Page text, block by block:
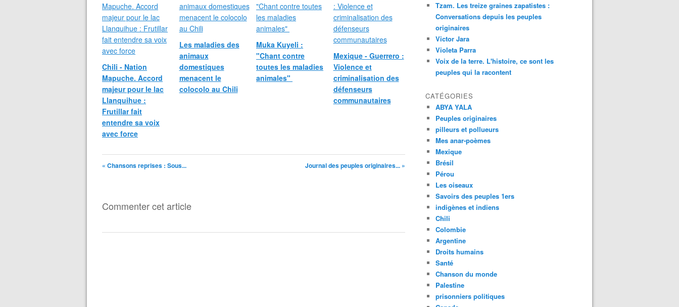
Chili - Nation
Mapuche. Accord
majeur pour le lac
Llanquihue :
Frutillar fait
entendre sa voix
avec force
Les maladies des
animaux
domestiques
menacent le
colocolo au Chili
Muka Kuyeli :
"Chant contre
toutes les maladies
animales"
Mexique - Guerrero :
Violence et
criminalisation des
défenseurs
communautaires
« Chansons reprises : Sous... Journal des peuples originaires... »
Commenter cet article
Tzam. Les treize graines zapatistes :
Conversations depuis les peuples
originaires
Victor Jara
Violeta Parra
Voix de la terre. L'histoire, ce sont les
peuples qui la racontent
CATÉGORIES
ABYA YALA
Peuples originaires
pilleurs et pollueurs
Mes anar-poèmes
Mexique
Brésil
Pérou
Les oiseaux
Savoirs des peuples 1ers
indigènes et indiens
Chili
Colombie
Argentine
Droits humains
Santé
Chanson du monde
Palestine
prisonniers politiques